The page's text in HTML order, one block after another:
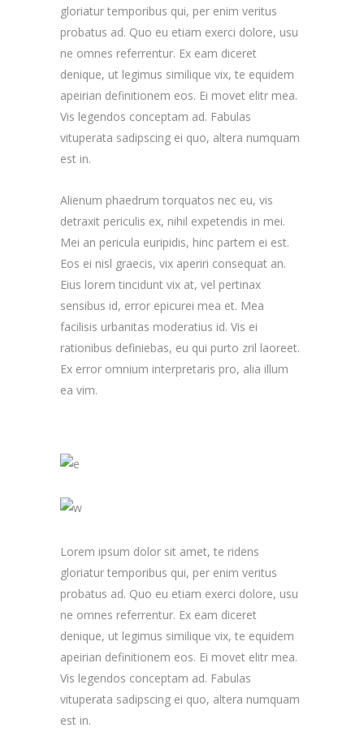
gloriatur temporibus qui, per enim veritus
probatus ad. Quo eu etiam exerci dolore, usu
ne omnes referrentur. Ex eam diceret
denique, ut legimus similique vix, te equidem
apeirian definitionem eos. Ei movet elitr mea.
Vis legendos conceptam ad. Fabulas
vituperata sadipscing ei quo, altera numquam
est in.
Alienum phaedrum torquatos nec eu, vis
detraxit periculis ex, nihil expetendis in mei.
Mei an pericula euripidis, hinc partem ei est.
Eos ei nisl graecis, vix aperiri consequat an.
Eius lorem tincidunt vix at, vel pertinax
sensibus id, error epicurei mea et. Mea
facilisis urbanitas moderatius id. Vis ei
rationibus definiebas, eu qui purto zril laoreet.
Ex error omnium interpretaris pro, alia illum
ea vim.
Lorem ipsum dolor sit amet, te ridens
gloriatur temporibus qui, per enim veritus
probatus ad. Quo eu etiam exerci dolore, usu
ne omnes referrentur. Ex eam diceret
denique, ut legimus similique vix, te equidem
apeirian definitionem eos. Ei movet elitr mea.
Vis legendos conceptam ad. Fabulas
vituperata sadipscing ei quo, altera numquam
est in.